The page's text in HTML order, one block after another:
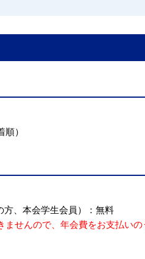
）
方、本会学生会員）：無料
せんので、年会費をお支払いの